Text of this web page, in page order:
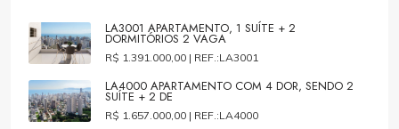
LA3001 APARTAMENTO, 1 SUÍTE + 2
DORMITÓRIOS 2 VAGA
R$ 1.391.000,00 | REF.:LA3001
LA4000 APARTAMENTO COM 4 DOR, SENDO 2
SUÍTE + 2 DE
R$ 1.657.000,00 | REF.:LA4000